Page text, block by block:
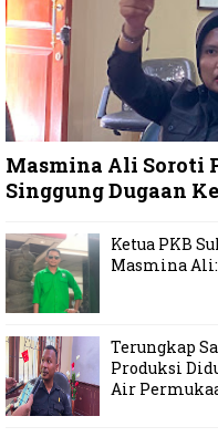
Masmina Ali Soroti
Singgung Dugaan
Ketua PKB
Masmina
Terungkap
Produksi
Air